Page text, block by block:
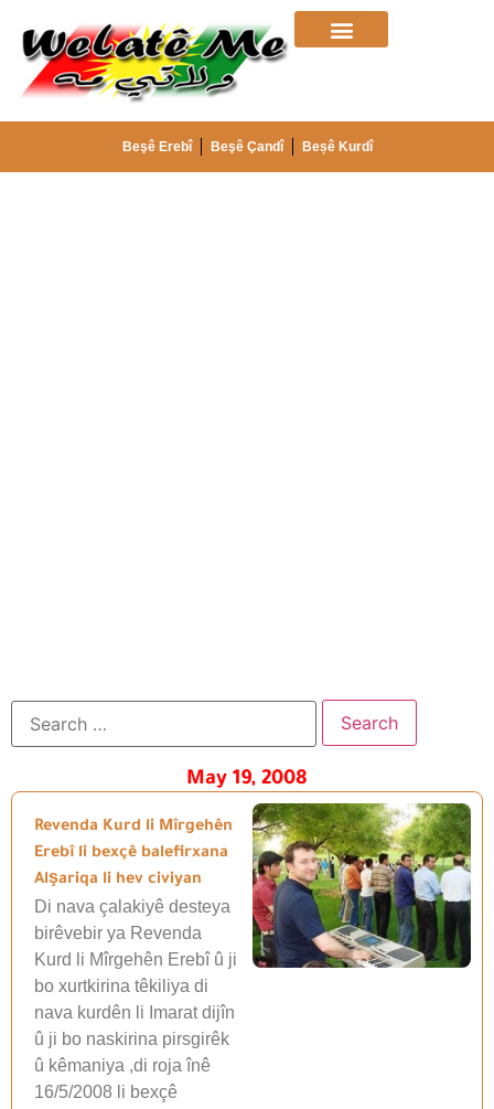
Beşê Erebî Beşê Çandî Beșê Kurdî
May 19, 2008
Revenda Kurd li Mîrgehên
Erebî li bexçê balefirxana
Alşariqa li hev civiyan
Di nava çalakiyê desteya
birêvebir ya Revenda
Kurd li Mîrgehên Erebî û ji
bo xurtkirina têkiliya di
nava kurdên li Imarat dijîn
û ji bo naskirina pirsgirêk
û kêmaniya ,di roja înê
16/5/2008 li bexçê